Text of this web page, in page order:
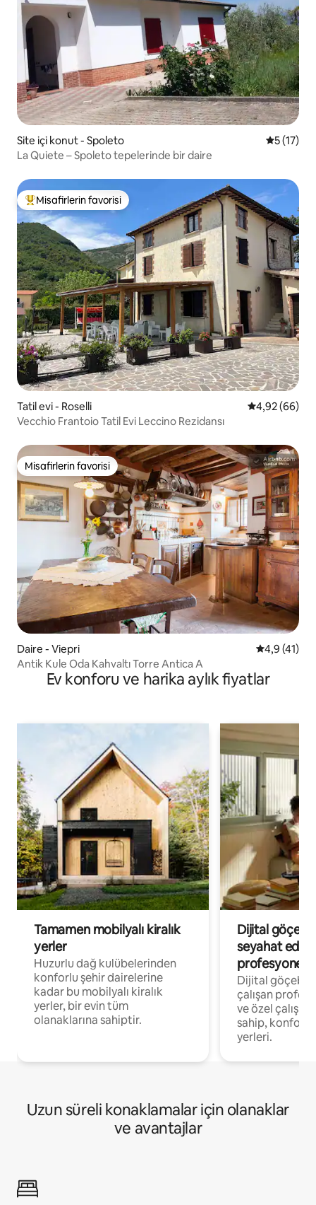
Site içi konut - Spoleto 55 (17)
La Quiete – Spoleto tepelerinde bir daire
Misafirlerin favorilerinden en beğenilenler arasında
Misafirlerin favorisi
Tatil evi - Roselli 5 üzerinden
4,92 (66)
Vecchio Frantoio Tatil Evi Leccino Rezidansı
Misafirlerin favorisi
Misafirlerin favorisi
Daire - Viepri 54,9 (41)
Antik Kule Oda Kahvaltı Torre Antica A
Ev konforu ve harika aylık fiyatlar
Tamamen mobilyalı kiralık
yerler
Huzurlu dağ kulübelerinden
konforlu şehir dairelerine
kadar bu mobilyalı kiralık
yerler, bir evin tüm
olanaklarına sahiptir.
Dijital
seyahat eden
Dijital
çalışan
ve özel
sahip,
yerleri.
Uzun süreli konaklamalar için olanaklar
ve avantajlar